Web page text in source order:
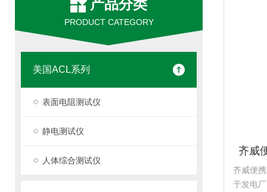
产品分类
PRODUCT CATEGORY
美国ACL系列
表面电阻测试仪
静电测试仪
人体综合测试仪
齐威
齐威便
于发电